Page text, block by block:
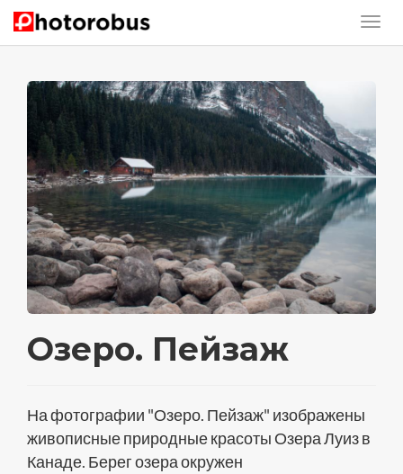
Озеро. Пейзаж
На фотографии "Озеро. Пейзаж" изображены
живописные природные красоты Озера Луиз в
Канаде. Берег озера окружен